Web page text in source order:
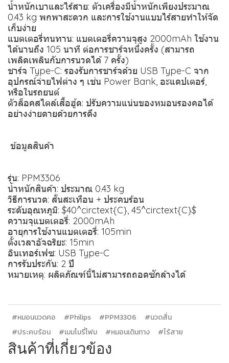
น้ำหนักเบาและไร้สาย: ตัวเครื่องมีน้ำหนักเพียงประมาณ
0.43 kg พกพาสะดวก และการใช้งานแบบไร้สายทำให้จัด
เก็บง่าย
แบตเตอรี่ทนทาน: แบตเตอรี่ความจุสูง 2000mAh ใช้งาน
ได้นานถึง 105 นาที ต่อการชาร์จหนึ่งครั้ง (สามารถ
เพลิดเพลินกับการนวดได้ 7 ครั้ง)
ชาร์จ Type-C: รองรับการชาร์จด้วย USB Type-C จาก
อุปกรณ์จ่ายไฟต่าง ๆ เช่น Power Bank, อะแดปเตอร์,
หรือในรถยนต์
ตัวล็อคสไตล์เสื้อฮู้ด: ปรับความแน่นของหมอนรองคอได้
อย่างง่ายดายด้วยการดึง
️ ข้อมูลสินค้า
รุ่น: PPM3306
น้ำหนักสินค้า: ประมาณ 0.43 kg
วิธีการนวด: สั่นสะเทือน + ประคบร้อน
ระดับอุณหภูมิ: $40^circtext{C}, 45^circtext{C}$
ความจุแบตเตอรี่: 2000mAh
อายุการใช้งานแบตเตอรี่: 105min
ตั้งเวลาอัจฉริยะ: 15min
อินเทอร์เฟซ: USB Type-C
การรับประกัน: 2 ปี
หมายเหตุ: ผลิตภัณฑ์นี้ไม่สามารถถอดซักล้างได้
#หมอนนวดคอ #Philips #PPM3306
#นวดสั่น
#ประคบร้อน
#เมมโมรี่โฟม #หมอนเดินทาง #ไร้สาย
สินค้าที่เกี่ยวข้อง